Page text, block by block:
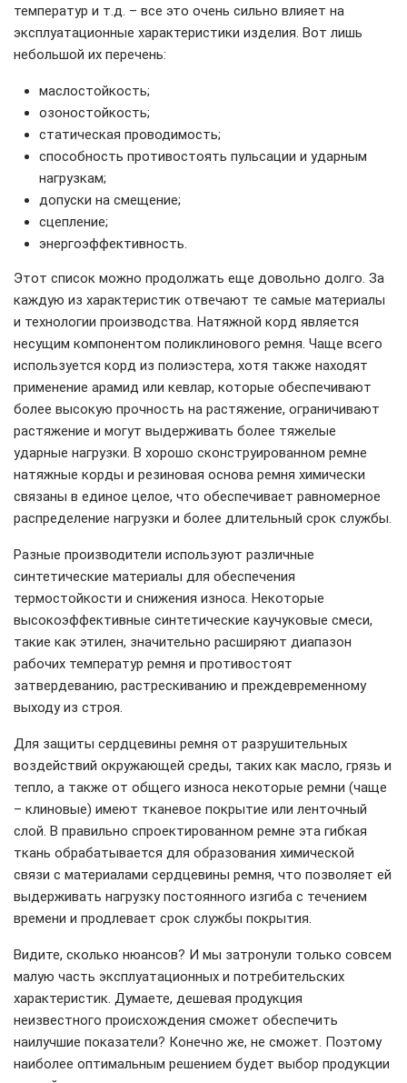
температур и т.д. – все это очень сильно влияет на
эксплуатационные характеристики изделия. Вот лишь
небольшой их перечень:
маслостойкость;
озоностойкость;
статическая проводимость;
способность противостоять пульсации и ударным
нагрузкам;
допуски на смещение;
сцепление;
энергоэффективность.
Этот список можно продолжать еще довольно долго. За
каждую из характеристик отвечают те самые материалы
и технологии производства. Натяжной корд является
несущим компонентом поликлинового ремня. Чаще всего
используется корд из полиэстера, хотя также находят
применение арамид или кевлар, которые обеспечивают
более высокую прочность на растяжение, ограничивают
растяжение и могут выдерживать более тяжелые
ударные нагрузки. В хорошо сконструированном ремне
натяжные корды и резиновая основа ремня химически
связаны в единое целое, что обеспечивает равномерное
распределение нагрузки и более длительный срок службы.
Разные производители используют различные
синтетические материалы для обеспечения
термостойкости и снижения износа. Некоторые
высокоэффективные синтетические каучуковые смеси,
такие как этилен, значительно расширяют диапазон
рабочих температур ремня и противостоят
затвердеванию, растрескиванию и преждевременному
выходу из строя.
Для защиты сердцевины ремня от разрушительных
воздействий окружающей среды, таких как масло, грязь и
тепло, а также от общего износа некоторые ремни (чаще
– клиновые) имеют тканевое покрытие или ленточный
слой. В правильно спроектированном ремне эта гибкая
ткань обрабатывается для образования химической
связи с материалами сердцевины ремня, что позволяет ей
выдерживать нагрузку постоянного изгиба с течением
времени и продлевает срок службы покрытия.
Видите, сколько нюансов? И мы затронули только совсем
малую часть эксплуатационных и потребительских
характеристик. Думаете, дешевая продукция
неизвестного происхождения сможет обеспечить
наилучшие показатели? Конечно же, не сможет. Поэтому
наиболее оптимальным решением будет выбор продукции